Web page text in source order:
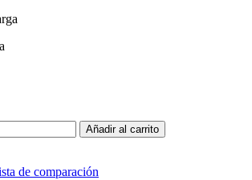
Añadir al carrito
de comparación